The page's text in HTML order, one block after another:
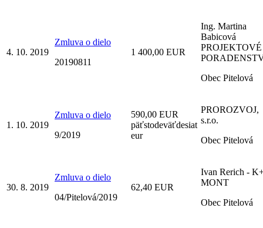
4. 10. 2019
Zmluva o dielo
20190811
1 400,00 EUR
Ing. Martina
Babicová
PROJEKTOVÉ
Obec Pitelová
1. 10. 2019
Zmluva o dielo
9/2019
590,00 EUR
päťstodeväťdesiat
eur
PROROZVOJ,
s.r.o.
Obec Pitelová
30. 8. 2019
Zmluva o dielo
04/Pitelová/2019
62,40 EUR
Ivan Rerich -
MONT
Obec Pitelová